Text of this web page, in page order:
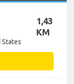
States
1,43
KM